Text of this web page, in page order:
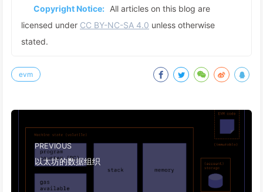
Copyright Notice: All articles on this blog are
licensed under CC BY-NC-SA 4.0 unless otherwise
stated.
evm
PREVIOUS
以太坊的数据组织